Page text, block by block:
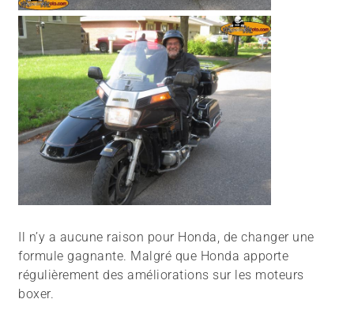
Il n’y a aucune raison pour Honda, de changer une
formule gagnante. Malgré que Honda apporte
régulièrement des améliorations sur les moteurs
boxer.